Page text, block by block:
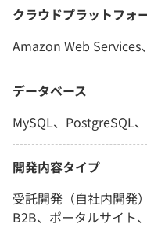
クラウドプラットフォ
Amazon Web
データベース
MySQL、PostgreSQL
開発内容タイプ
受託開発（自社内開発
B2B、ポータルサイト